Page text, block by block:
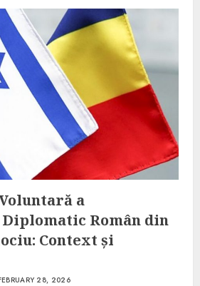
a
Român din
Context și
28, 2026